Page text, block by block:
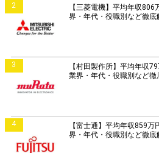
2
【三菱電機】平均年収806
界・年代・役職別など徹底
3
【村田製作所】平均年収
業界・年代・役職別など徹
4
【富士通】平均年収859万
界・年代・役職別など徹底